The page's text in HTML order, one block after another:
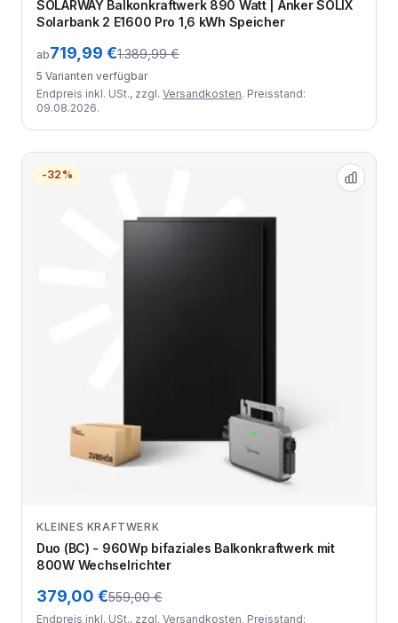
SOLARWAY Balkonkraftwerk 890 Watt | Anker SOLIX
Solarbank 2 E1600 Pro 1,6 kWh Speicher
ab719,99 €1.389,99 €
5 Varianten verfügbar
Endpreis inkl. USt., zzgl. Versandkosten. Preisstand:
09.08.2026.
-32%
Zum Angebot
KLEINES KRAFTWERK
Duo (BC) - 960Wp bifaziales Balkonkraftwerk mit
800W Wechselrichter
379,00 €559,00 €
Endpreis inkl. USt., zzgl. Versandkosten. Preisstand: